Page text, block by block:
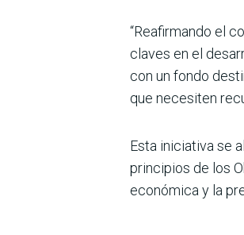
“Reafirmando el
claves en el
con un fondo
que necesiten
Esta iniciativa se
principios de los
económica y la